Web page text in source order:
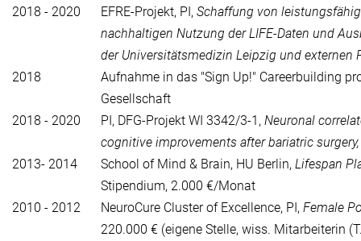
2018 - 2020
EFRE-Projekt, PI, Schaffung von
nachhaltigen Nutzung der LIFE-Daten und
der Universitätsmedizin Leipzig und externen
2018
Aufnahme in das "Sign Up!" Careerbuilding
Gesellschaft
2018 - 2020
PI, DFG-Projekt WI 3342/3-1, Neuronal
cognitive improvements after bariatric
2013- 2014
School of Mind & Brain, HU Berlin, Lifespan
Stipendium, 2.000 €/Monat
2010 - 2012
NeuroCure Cluster of Excellence, PI, Female
220.000 € (eigene Stelle, wiss. Mitarbeiterin